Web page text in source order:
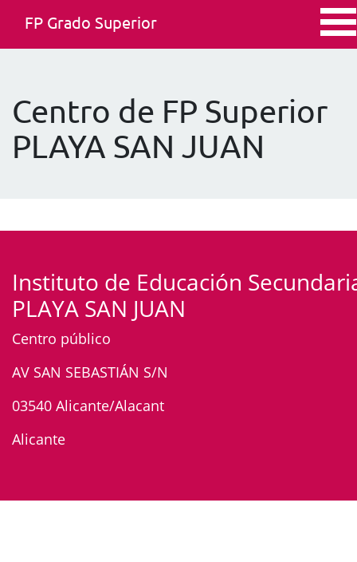
FP Grado Superior
Centro de FP Superior
PLAYA SAN JUAN
Instituto de Educación
PLAYA SAN JUAN
Centro público
AV SAN SEBASTIÁN S/N
03540 Alicante/Alacant
Alicante